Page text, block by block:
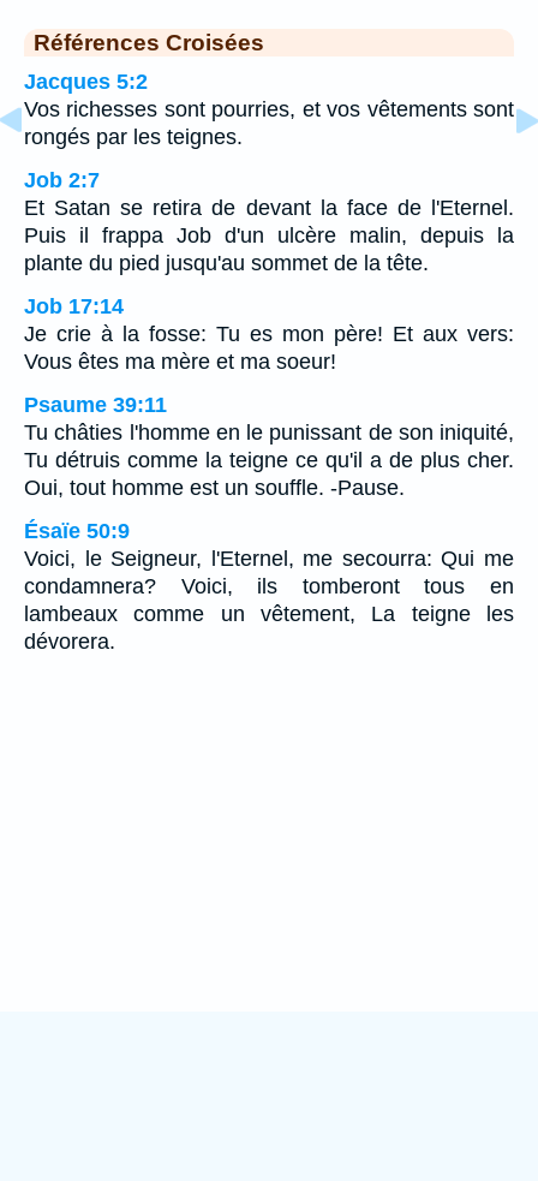
Références Croisées
Jacques 5:2
Vos richesses sont pourries, et vos vêtements sont
rongés par les teignes.
Job 2:7
Et Satan se retira de devant la face de l'Eternel.
Puis il frappa Job d'un ulcère malin, depuis la
plante du pied jusqu'au sommet de la tête.
Job 17:14
Je crie à la fosse: Tu es mon père! Et aux vers:
Vous êtes ma mère et ma soeur!
Psaume 39:11
Tu châties l'homme en le punissant de son iniquité,
Tu détruis comme la teigne ce qu'il a de plus cher.
Oui, tout homme est un souffle. -Pause.
Ésaïe 50:9
Voici, le Seigneur, l'Eternel, me secourra: Qui me
condamnera? Voici, ils tomberont tous en
lambeaux comme un vêtement, La teigne les
dévorera.